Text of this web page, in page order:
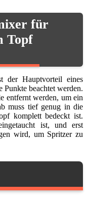
für
Topf
der Hauptvorteil eines
Punkte beachtet werden.
entfernt werden, um ein
muss tief genug in die
komplett bedeckt ist.
ist, und erst
wird, um Spritzer zu